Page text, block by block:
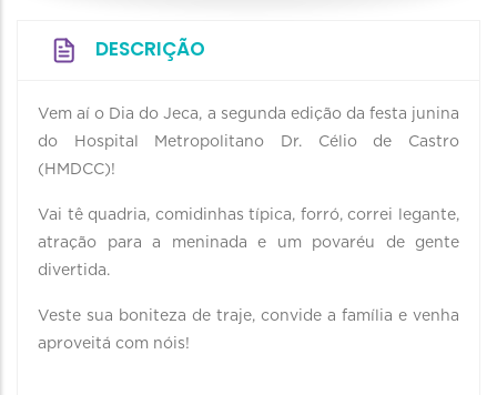
DESCRIÇÃO
Vem aí o Dia do Jeca, a segunda edição da festa junina
do Hospital Metropolitano Dr. Célio de Castro
(HMDCC)!
Vai tê quadria, comidinhas típica, forró, correi legante,
atração para a meninada e um povaréu de gente
divertida.
Veste sua boniteza de traje, convide a família e venha
aproveitá com nóis!